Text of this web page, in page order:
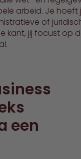
arbeid. Je hoeft
of
kant, jij focust op
een